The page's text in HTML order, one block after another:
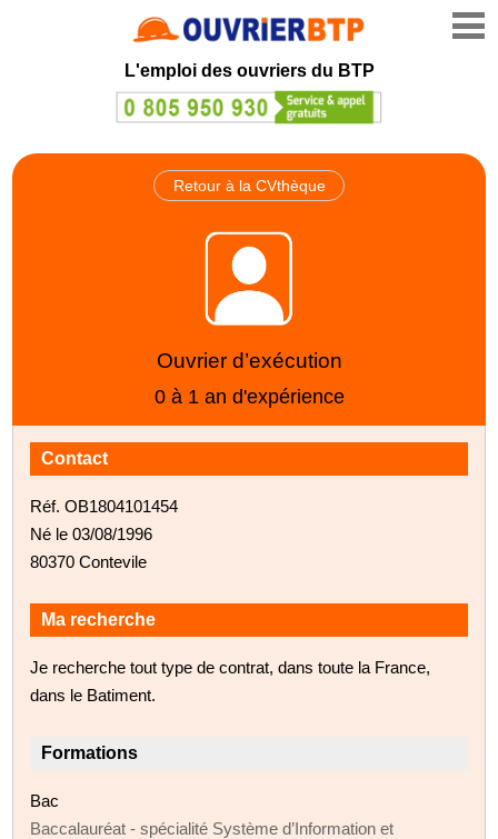
L'emploi des ouvriers du BTP
Retour à la CVthèque
Ouvrier d’exécution
0 à 1 an d'expérience
Contact
Réf. OB1804101454
Né le 03/08/1996
80370 Contevile
Ma recherche
Je recherche tout type de contrat, dans toute la France,
dans le Batiment.
Formations
Bac
Baccalauréat - spécialité Système d’Information et